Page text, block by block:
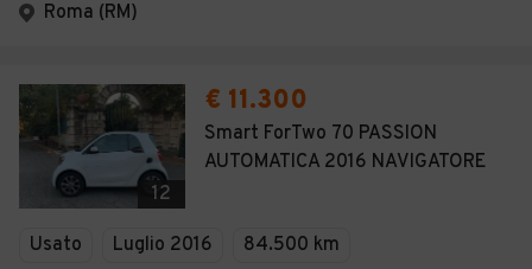
Roma (RM)
12
€ 11.300
Smart ForTwo 70 PASSION
AUTOMATICA 2016 NAVIGATORE
Usato Luglio 2016
84.500 km